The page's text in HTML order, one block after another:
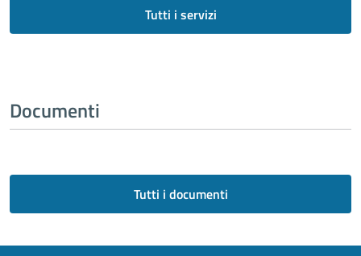
Tutti i servizi
Documenti
Tutti i documenti